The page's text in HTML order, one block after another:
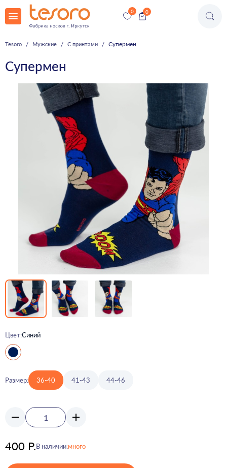
Tesoro Мужские С принтами Супермен
Супермен
Цвет:Синий
Размер: 36-40 41-43 44-46
400 Р.В наличии:много